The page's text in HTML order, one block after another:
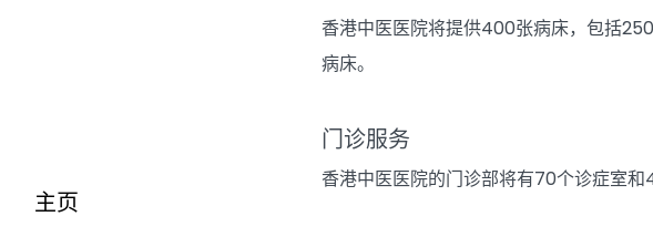
主页
香港中医医院将提供400张病床，包括
病床。
门诊服务
香港中医医院的门诊部将有70个诊症室和